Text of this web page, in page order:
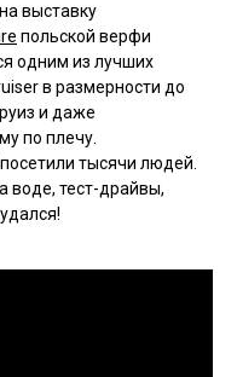
выставку
польской верфи
одним из лучших
в размерности до
и даже
по плечу.
посетили тысячи людей.
воде, тест-драйвы,